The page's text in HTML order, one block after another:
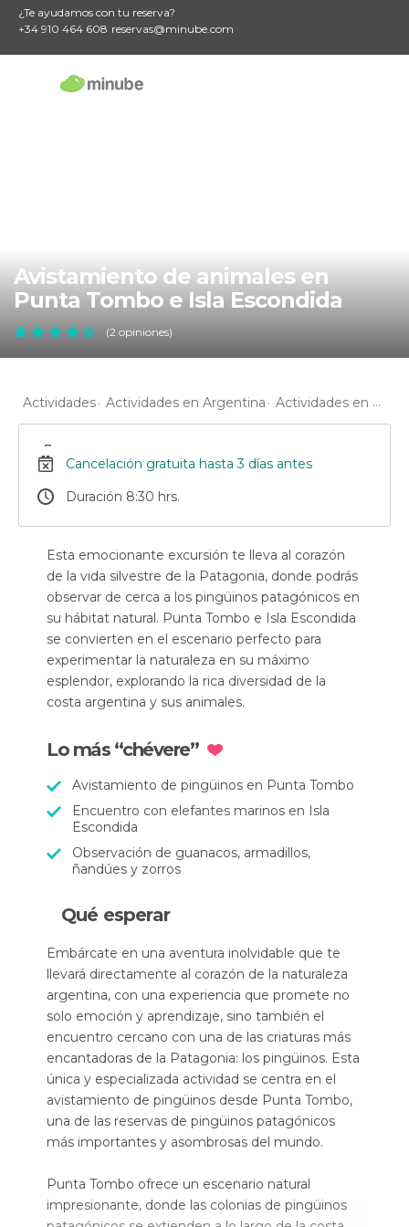
¿Te ayudamos con tu reserva?
+34 910 464 608 reservas@minube.com
Avistamiento de animales en
Punta Tombo e Isla Escondida
(2 opiniones)
Actividades Actividades en Argentina Actividades en Chubut
Cancelación gratuita hasta 3 días antes
Duración 8:30 hrs.
Esta emocionante excursión te lleva al corazón
de la vida silvestre de la Patagonia, donde podrás
observar de cerca a los pingüinos patagónicos en
su hábitat natural. Punta Tombo e Isla Escondida
se convierten en el escenario perfecto para
experimentar la naturaleza en su máximo
esplendor, explorando la rica diversidad de la
costa argentina y sus animales.
Lo más “chévere”
Avistamiento de pingüinos en Punta Tombo
Encuentro con elefantes marinos en Isla
Escondida
Observación de guanacos, armadillos,
ñandúes y zorros
Qué esperar
Embárcate en una aventura inolvidable que te
llevará directamente al corazón de la naturaleza
argentina, con una experiencia que promete no
solo emoción y aprendizaje, sino también el
encuentro cercano con una de las criaturas más
encantadoras de la Patagonia: los pingüinos. Esta
única y especializada actividad se centra en el
avistamiento de pingüinos desde Punta Tombo,
una de las reservas de pingüinos patagónicos
más importantes y asombrosas del mundo.
Punta Tombo ofrece un escenario natural
impresionante, donde las colonias de pingüinos